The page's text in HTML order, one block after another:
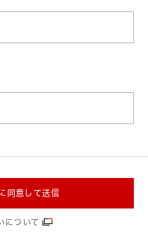
同意して送信
について